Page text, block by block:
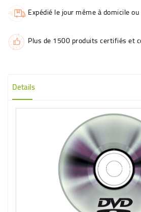
Expédié le jour même à domicile
Plus de 1500 produits certifiés et
Details